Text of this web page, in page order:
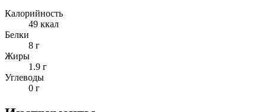
Калорийность
49 ккал
Белки
8 г
Жиры
1.9 г
Углеводы
0 г